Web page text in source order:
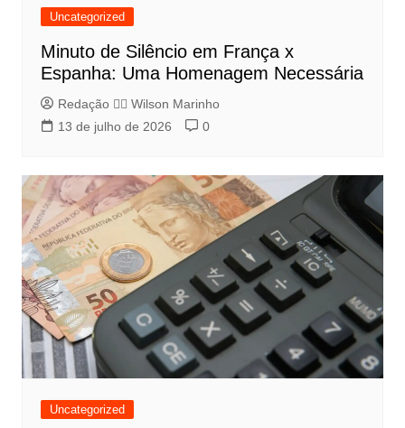
Uncategorized
Minuto de Silêncio em França x
Espanha: Uma Homenagem Necessária
Redação 👨‍⚖️​ Wilson Marinho
13 de julho de 2026
0
Uncategorized